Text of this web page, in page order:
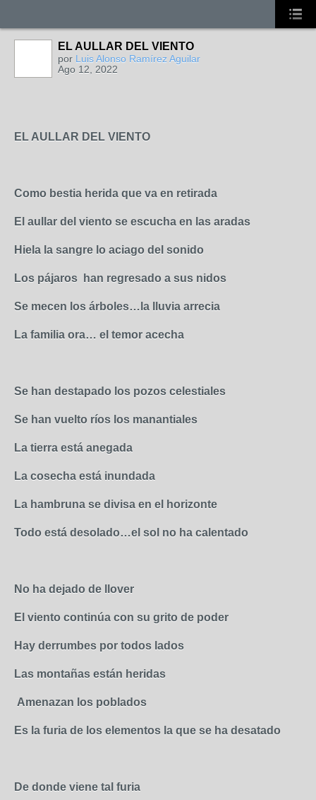
EL AULLAR DEL VIENTO
por Luis Alonso Ramírez Aguilar
Ago 12, 2022
EL AULLAR DEL VIENTO
Como bestia herida que va en retirada
El aullar del viento se escucha en las aradas
Hiela la sangre lo aciago del sonido
Los pájaros han regresado a sus nidos
Se mecen los árboles…la lluvia arrecia
La familia ora… el temor acecha
Se han destapado los pozos celestiales
Se han vuelto ríos los manantiales
La tierra está anegada
La cosecha está inundada
La hambruna se divisa en el horizonte
Todo está desolado…el sol no ha calentado
No ha dejado de llover
El viento continúa con su grito de poder
Hay derrumbes por todos lados
Las montañas están heridas
Amenazan los poblados
Es la furia de los elementos la que se ha desatado
De donde viene tal furia